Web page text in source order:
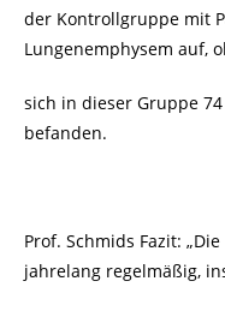
der Kontrollgruppe mit
Lungenemphysem auf,
sich in dieser Gruppe
befanden.
Prof. Schmids Fazit:
jahrelang regelmäßig,